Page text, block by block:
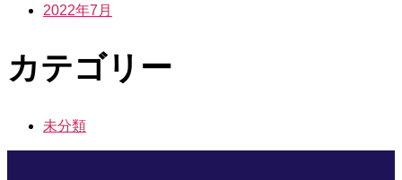
2022年7月
カテゴリー
未分類